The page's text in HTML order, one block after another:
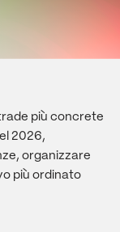
più concrete
2026,
organizzare
più ordinato